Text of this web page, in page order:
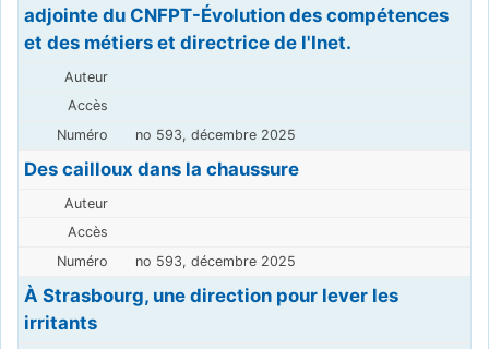
adjointe du CNFPT-Évolution des compétences
et des métiers et directrice de l'Inet.
no 593, décembre 2025
Des cailloux dans la chaussure
no 593, décembre 2025
À Strasbourg, une direction pour lever les
irritants